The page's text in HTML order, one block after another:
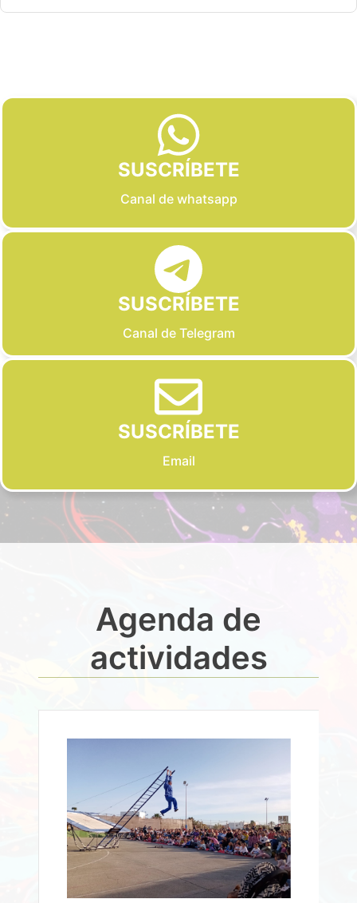
SUSCRÍBETE
Canal de whatsapp
SUSCRÍBETE
Canal de Telegram
SUSCRÍBETE
Email
Agenda de
actividades